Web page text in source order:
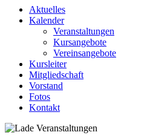
Aktuelles
Kalender
Veranstaltungen
Kursangebote
Vereinsangebote
Kursleiter
Mitgliedschaft
Vorstand
Fotos
Kontakt